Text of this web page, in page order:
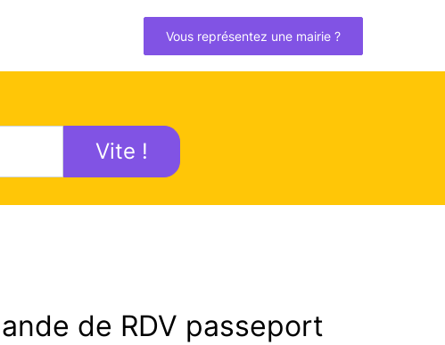
Vous représentez une mairie ?
Vite !
de RDV passeport